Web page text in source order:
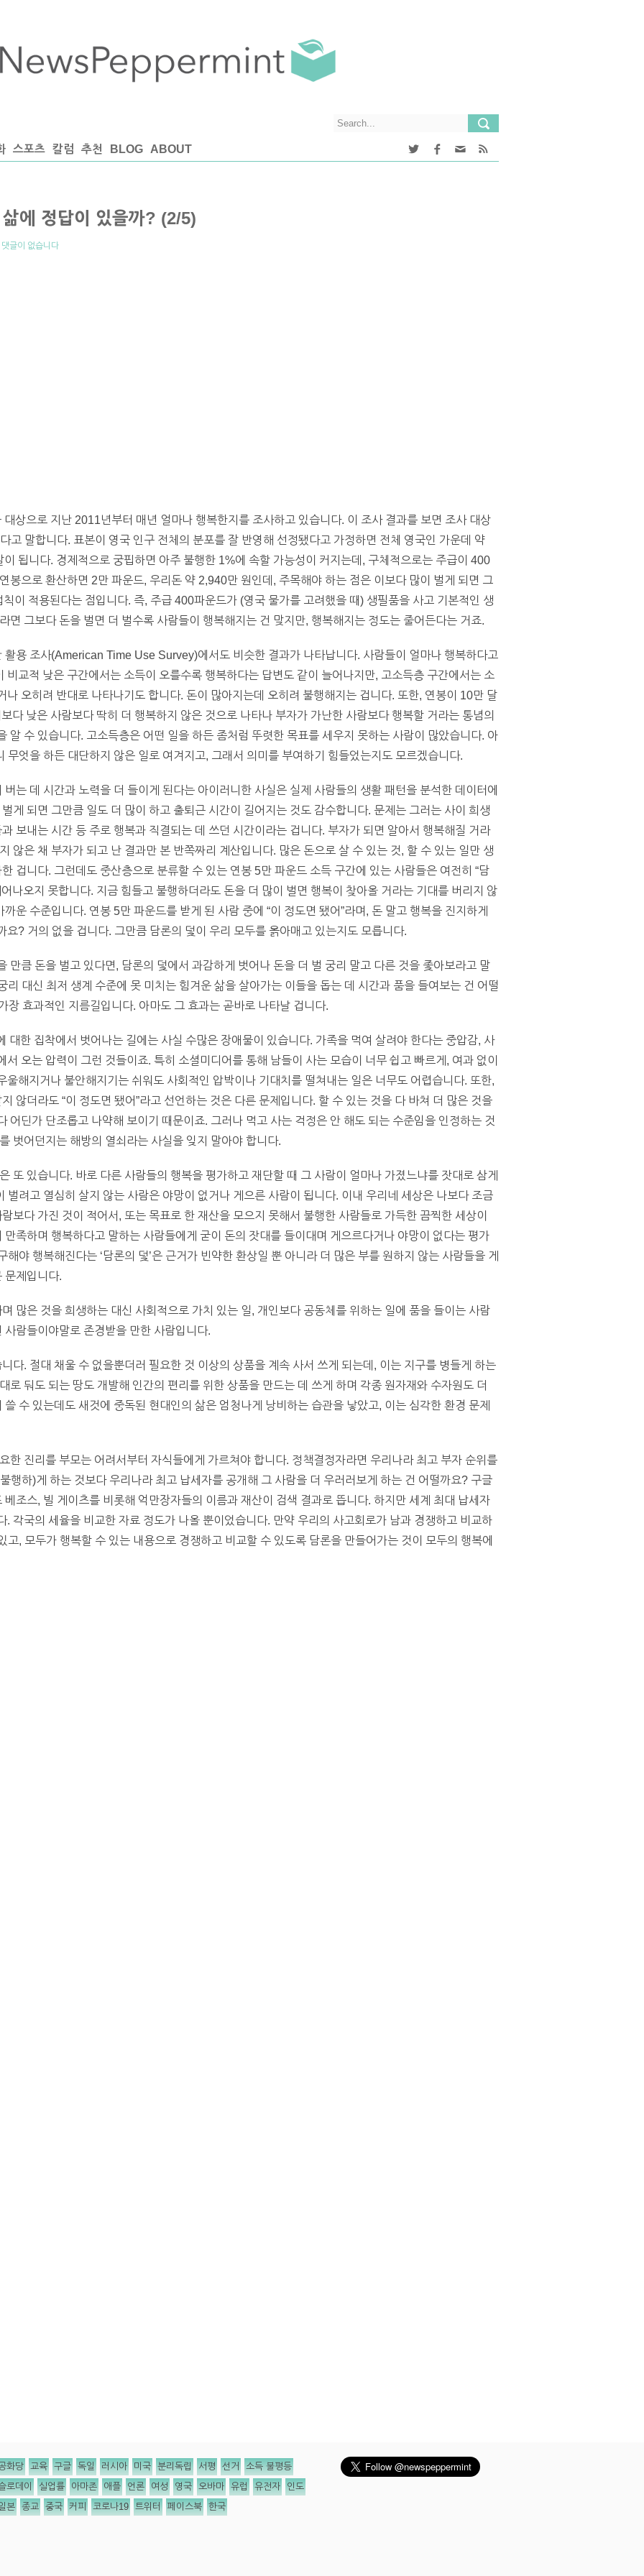
스포츠 칼럼 추천 BLOG ABOUT
에 정답이 있을까? (2/5)
댓글이 없습니다
상으로 지난 2011년부터 매년 얼마나 행복한지를 조사하고 있습니다. 이 조사 결과를 보면 조사 대상
고 말합니다. 표본이 영국 인구 전체의 분포를 잘 반영해 선정됐다고 가정하면 전체 영국인 가운데 약
됩니다. 경제적으로 궁핍하면 아주 불행한 1%에 속할 가능성이 커지는데, 구체적으로는 주급이 400
봉으로 환산하면 2만 파운드, 우리돈 약 2,940만 원인데, 주목해야 하는 점은 이보다 많이 벌게 되면 그
이 적용된다는 점입니다. 즉, 주급 400파운드가 (영국 물가를 고려했을 때) 생필품을 사고 기본적인 생
면 그보다 돈을 벌면 더 벌수록 사람들이 행복해지는 건 맞지만, 행복해지는 정도는 줄어든다는 거죠.
활용 조사(American Time Use Survey)에서도 비슷한 결과가 나타납니다. 사람들이 얼마나 행복하다고
비교적 낮은 구간에서는 소득이 오를수록 행복하다는 답변도 같이 늘어나지만, 고소득층 구간에서는 소
나 오히려 반대로 나타나기도 합니다. 돈이 많아지는데 오히려 불행해지는 겁니다. 또한, 연봉이 10만 달
다 낮은 사람보다 딱히 더 행복하지 않은 것으로 나타나 부자가 가난한 사람보다 행복할 거라는 통념의
알 수 있습니다. 고소득층은 어떤 일을 하든 좀처럼 뚜렷한 목표를 세우지 못하는 사람이 많았습니다. 아
무엇을 하든 대단하지 않은 일로 여겨지고, 그래서 의미를 부여하기 힘들었는지도 모르겠습니다.
는 데 시간과 노력을 더 들이게 된다는 아이러니한 사실은 실제 사람들의 생활 패턴을 분석한 데이터에
게 되면 그만큼 일도 더 많이 하고 출퇴근 시간이 길어지는 것도 감수합니다. 문제는 그러는 사이 희생
보내는 시간 등 주로 행복과 직결되는 데 쓰던 시간이라는 겁니다. 부자가 되면 알아서 행복해질 거라
않은 채 부자가 되고 난 결과만 본 반쪽짜리 계산입니다. 많은 돈으로 살 수 있는 것, 할 수 있는 일만 생
겁니다. 그런데도 중산층으로 분류할 수 있는 연봉 5만 파운드 소득 구간에 있는 사람들은 여전히 “담
나오지 못합니다. 지금 힘들고 불행하더라도 돈을 더 많이 벌면 행복이 찾아올 거라는 기대를 버리지 않
운 수준입니다. 연봉 5만 파운드를 받게 된 사람 중에 “이 정도면 됐어”라며, 돈 말고 행복을 진지하게
요? 거의 없을 겁니다. 그만큼 담론의 덫이 우리 모두를 옭아매고 있는지도 모릅니다.
만큼 돈을 벌고 있다면, 담론의 덫에서 과감하게 벗어나 돈을 더 벌 궁리 말고 다른 것을 좇아보라고 말
리 대신 최저 생계 수준에 못 미치는 힘겨운 삶을 살아가는 이들을 돕는 데 시간과 품을 들여보는 건 어떨
장 효과적인 지름길입니다. 아마도 그 효과는 곧바로 나타날 겁니다.
대한 집착에서 벗어나는 길에는 사실 수많은 장애물이 있습니다. 가족을 먹여 살려야 한다는 중압감, 사
오는 압력이 그런 것들이죠. 특히 소셜미디어를 통해 남들이 사는 모습이 너무 쉽고 빠르게, 여과 없이
울해지거나 불안해지기는 쉬워도 사회적인 압박이나 기대치를 떨쳐내는 일은 너무도 어렵습니다. 또한,
않더라도 “이 정도면 됐어”라고 선언하는 것은 다른 문제입니다. 할 수 있는 것을 다 바쳐 더 많은 것을
어딘가 단조롭고 나약해 보이기 때문이죠. 그러나 먹고 사는 걱정은 안 해도 되는 수준임을 인정하는 것
벗어던지는 해방의 열쇠라는 사실을 잊지 말아야 합니다.
또 있습니다. 바로 다른 사람들의 행복을 평가하고 재단할 때 그 사람이 얼마나 가졌느냐를 잣대로 삼게
벌려고 열심히 살지 않는 사람은 야망이 없거나 게으른 사람이 됩니다. 이내 우리네 세상은 나보다 조금
보다 가진 것이 적어서, 또는 목표로 한 재산을 모으지 못해서 불행한 사람들로 가득한 끔찍한 세상이
족하며 행복하다고 말하는 사람들에게 굳이 돈의 잣대를 들이대며 게으르다거나 야망이 없다는 평가
야 행복해진다는 ‘담론의 덫’은 근거가 빈약한 환상일 뿐 아니라 더 많은 부를 원하지 않는 사람들을 게
문제입니다.
많은 것을 희생하는 대신 사회적으로 가치 있는 일, 개인보다 공동체를 위하는 일에 품을 들이는 사람
람들이야말로 존경받을 만한 사람입니다.
다. 절대 채울 수 없을뿐더러 필요한 것 이상의 상품을 계속 사서 쓰게 되는데, 이는 지구를 병들게 하는
로 둬도 되는 땅도 개발해 인간의 편리를 위한 상품을 만드는 데 쓰게 하며 각종 원자재와 수자원도 더
수 있는데도 새것에 중독된 현대인의 삶은 엄청나게 낭비하는 습관을 낳았고, 이는 심각한 환경 문제
한 진리를 부모는 어려서부터 자식들에게 가르쳐야 합니다. 정책결정자라면 우리나라 최고 부자 순위를
행하)게 하는 것보다 우리나라 최고 납세자를 공개해 그 사람을 더 우러러보게 하는 건 어떨까요? 구글
베조스, 빌 게이츠를 비롯해 억만장자들의 이름과 재산이 검색 결과로 뜹니다. 하지만 세계 최대 납세자
. 각국의 세율을 비교한 자료 정도가 나올 뿐이었습니다. 만약 우리의 사고회로가 남과 경쟁하고 비교하
고, 모두가 행복할 수 있는 내용으로 경쟁하고 비교할 수 있도록 담론을 만들어가는 것이 모두의 행복에
화당 교육 구글 독일 러시아 미국 분리독립 서평 선거 소득 불평등
로데이 실업률 아마존 애플 언론 여성 영국 오바마 유럽 유전자 인도
본 종교 중국 커피 코로나19 트위터 페이스북 한국